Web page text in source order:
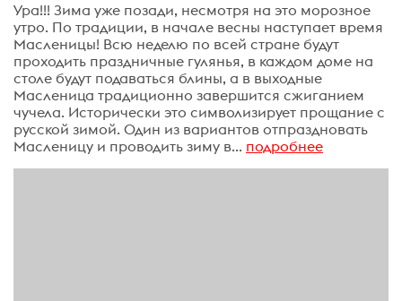
Ура!!! Зима уже позади, несмотря на это морозное
утро. По традиции, в начале весны наступает время
Масленицы! Всю неделю по всей стране будут
проходить праздничные гулянья, в каждом доме на
столе будут подаваться блины, а в выходные
Масленица традиционно завершится сжиганием
чучела. Исторически это символизирует прощание с
русской зимой. Один из вариантов отпраздновать
Масленицу и проводить зиму в... подробнее